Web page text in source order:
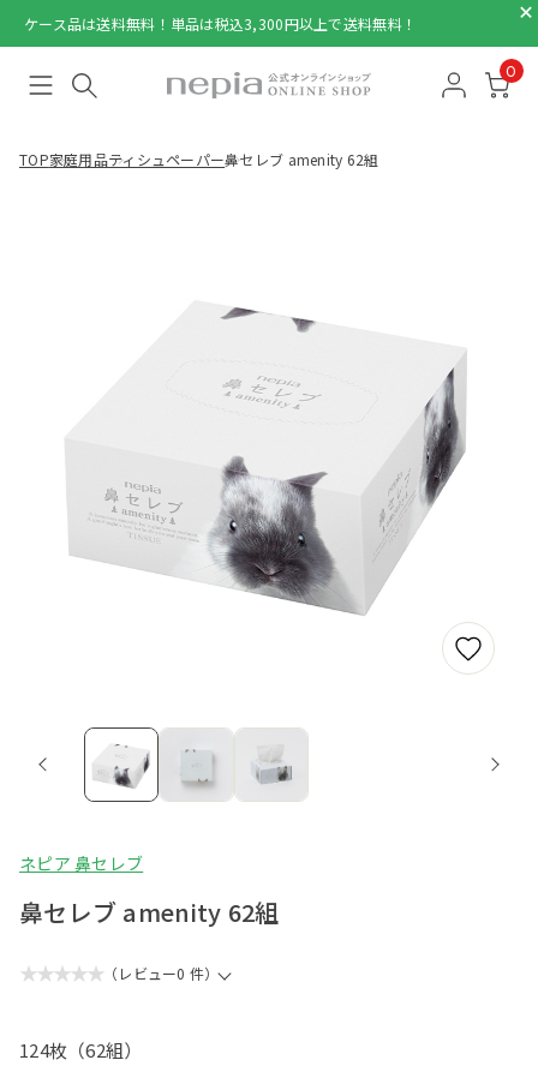
ケース品は送料無料！単品は税込3,300円以上で送料無料！
0
TOP家庭用品ティシュペーパー鼻セレブ amenity 62組
ネピア 鼻セレブ
鼻セレブ amenity 62組
★★★★★ （レビュー0 件）
124枚（62組）